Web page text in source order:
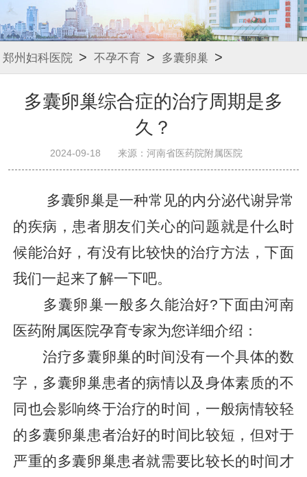
郑州妇科医院 > 不孕不育 > 多囊卵巢 >
多囊卵巢综合症的治疗周期是多
久？
2024-09-18 来源：河南省医药院附属医院
多囊卵巢是一种常见的内分泌代谢异常
的疾病，患者朋友们关心的问题就是什么时
候能治好，有没有比较快的治疗方法，下面
我们一起来了解一下吧。
多囊卵巢一般多久能治好?下面由河南
医药附属医院孕育专家为您详细介绍：
治疗多囊卵巢的时间没有一个具体的数
字，多囊卵巢患者的病情以及身体素质的不
同也会影响终于治疗的时间，一般病情较轻
的多囊卵巢患者治好的时间比较短，但对于
严重的多囊卵巢患者就需要比较长的时间才